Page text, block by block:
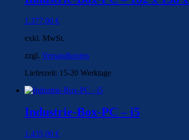
1.377,00 €
exkl. MwSt.
zzgl. Versandkosten
Lieferzeit: 15-20 Werktage
Industrie-Box-PC – i5
1.435,00 €